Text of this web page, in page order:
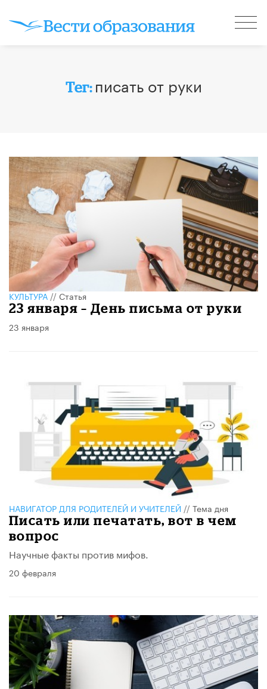
Тег: писать от руки
КУЛЬТУРА//Статья
​23 января – День письма от руки
23 января
НАВИГАТОР ДЛЯ РОДИТЕЛЕЙ И УЧИТЕЛЕЙ // Тема дня
Писать или печатать, вот в чем
вопрос
Научные факты против мифов.
20 февраля